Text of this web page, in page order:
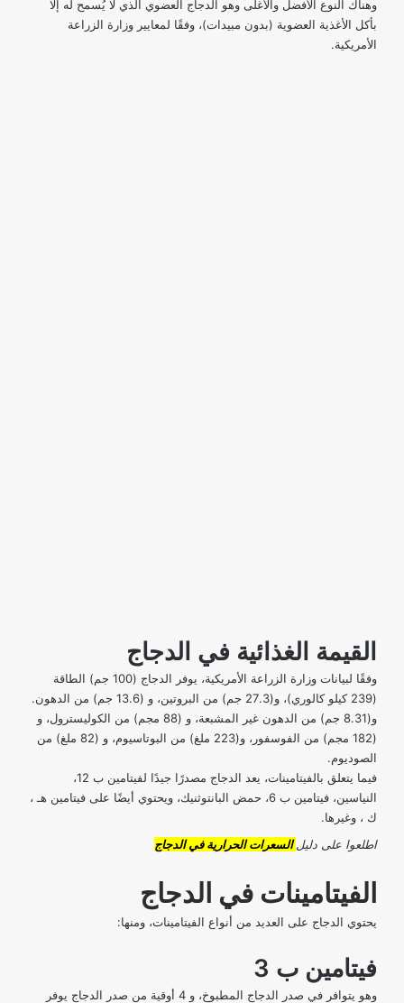
وهناك النوع الأفضل والأغلى وهو الدجاج العضوي الذي لا يُسمح له إلا
بأكل الأغذية العضوية (بدون مبيدات)، وفقًا لمعايير وزارة الزراعة
الأمريكية.
القيمة الغذائية في الدجاج
وفقًا لبيانات وزارة الزراعة الأمريكية، يوفر الدجاج (100 جم) الطاقة
(239 كيلو كالوري)، و(27.3 جم) من البروتين، و (13.6 جم) من الدهون.
و(8.31 جم) من الدهون غير المشبعة، و (88 مجم) من الكوليسترول، و
(182 مجم) من الفوسفور، و(223 ملغ) من البوتاسيوم، و (82 ملغ) من
الصوديوم.
فيما يتعلق بالفيتامينات، يعد الدجاج مصدرًا جيدًا لفيتامين ب 12
،
النياسين، فيتامين ب 6، حمض البانتوثنيك، ويحتوي أيضًا على فيتامين هـ ،
ك ، وغيرها.
اطلعوا على دليلالسعرات الحرارية في الدجاج
الفيتامينات في الدجاج
يحتوي الدجاج على العديد من أنواع الفيتامينات، ومنها:
فيتامين ب 3
وهو يتوافر في صدر الدجاج المطبوخ، و 4 أوقية من صدر الدجاج يوفر